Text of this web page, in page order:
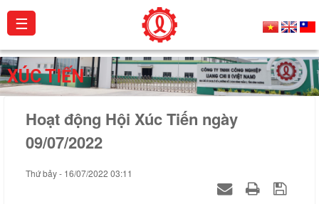
Giới
thiệu
Sản
phẩm
Dự
☰
XÚC TIẾN
Hoạt động Hội Xúc Tiến ngày
09/07/2022
Thứ bảy - 16/07/2022 03:11